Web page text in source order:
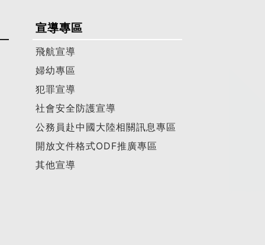
宣導專區
飛航宣導
婦幼專區
犯罪宣導
社會安全防護宣導
公務員赴中國大陸相關訊息專區
開放文件格式ODF推廣專區
其他宣導